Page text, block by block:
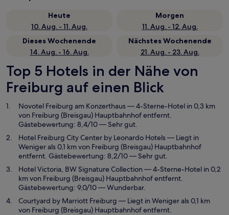
Heute
10. Aug. - 11. Aug.
Morgen
11. Aug. - 12. Aug.
Dieses Wochenende
14. Aug. - 16. Aug.
Nächstes Wochenende
21. Aug. - 23. Aug.
Top 5 Hotels in der Nähe von
Freiburg auf einen Blick
Novotel Freiburg am Konzerthaus— 4-Sterne-Hotel in 0,3 km
von Freiburg (Breisgau) Hauptbahnhof entfernt.
Gästebewertung: 8,4/10 — Sehr gut.
Hotel Freiburg City Center by Leonardo Hotels— Liegt in
Weniger als 0,1 km von Freiburg (Breisgau) Hauptbahnhof
entfernt. Gästebewertung: 8,2/10 — Sehr gut.
Hotel Victoria, BW Signature Collection— 4-Sterne-Hotel in 0,2
km von Freiburg (Breisgau) Hauptbahnhof entfernt.
Gästebewertung: 9,0/10 — Wunderbar.
Courtyard by Marriott Freiburg — Liegt in Weniger als 0,1 km
von Freiburg (Breisgau) Hauptbahnhof entfernt.